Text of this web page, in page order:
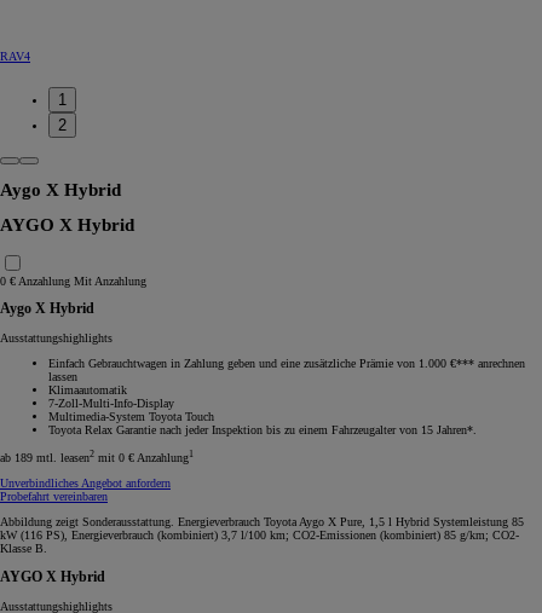
RAV4
1
2
Aygo X Hybrid
AYGO X Hybrid
0 € Anzahlung Mit Anzahlung
Aygo X Hybrid
Ausstattungshighlights
Einfach Gebrauchtwagen in Zahlung geben und eine zusätzliche Prämie von 1.000 €*** anrechnen
lassen
Klimaautomatik
7-Zoll-Multi-Info-Display
Multimedia-System Toyota Touch
Toyota Relax Garantie nach jeder Inspektion bis zu einem Fahrzeugalter von 15 Jahren*.
ab 189 mtl. leasen2 mit 0 € Anzahlung1
Unverbindliches Angebot anfordern
Probefahrt vereinbaren
Abbildung zeigt Sonderausstattung. Energieverbrauch Toyota Aygo X Pure, 1,5 l Hybrid Systemleistung 85
kW (116 PS), Energieverbrauch (kombiniert) 3,7 l/100 km; CO2-Emissionen (kombiniert) 85 g/km; CO2-
Klasse B.
AYGO X Hybrid
Ausstattungshighlights